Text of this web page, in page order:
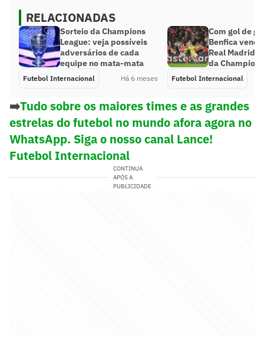
RELACIONADAS
Sorteio da Champions
League: veja possíveis
adversários de cada
equipe no mata-mata
Futebol Internacional Há 6 meses
Com gol de
Benfica
Real Madrid
da Champions
Futebol Internacional
➡️Tudo sobre os maiores times e as grandes
estrelas do futebol no mundo afora agora no
WhatsApp. Siga o nosso canal Lance!
Futebol Internacional
CONTINUA
APÓS A
PUBLICIDADE